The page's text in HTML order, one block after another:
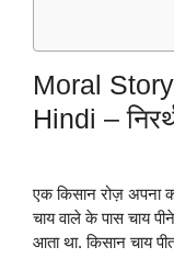
Moral
Hindi –
एक किसान रोज़ अपना
चाय वाले के पास चाय
आता था. किसान चाय